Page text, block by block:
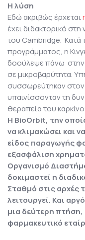
Η λύση
Εδώ ακριβώς έρχεται
έχει διδακτορικό
του Cambridge. Κατά
προγράμματος, η
δοούλεψε πάνω
σε μικροβαρύτητα.
συσσωρεύτηκαν
υπαινίσσονταν τη
θεραπεία του
Η BioOrbit, την
να κλιμακώσει και
είδος παραγωγής
εξασφάλιση
Οργανισμό
δοκιμαστεί η
Σταθμό στις αρχές
λειτουργεί. Και
μια δεύτερη πτήση,
φαρμακευτικό